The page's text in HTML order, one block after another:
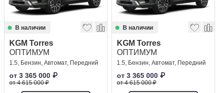
В наличии
KGM Torres
ОПТИМУМ
1.5, Бензин, Автомат, Передний
от 3 365 000 ₽
от 4 615 000 ₽
В наличии
KGM Torres
ОПТИМУМ
1.5, Бензин, Автомат, Передний
от 3 365 000 ₽
от 4 615 000 ₽